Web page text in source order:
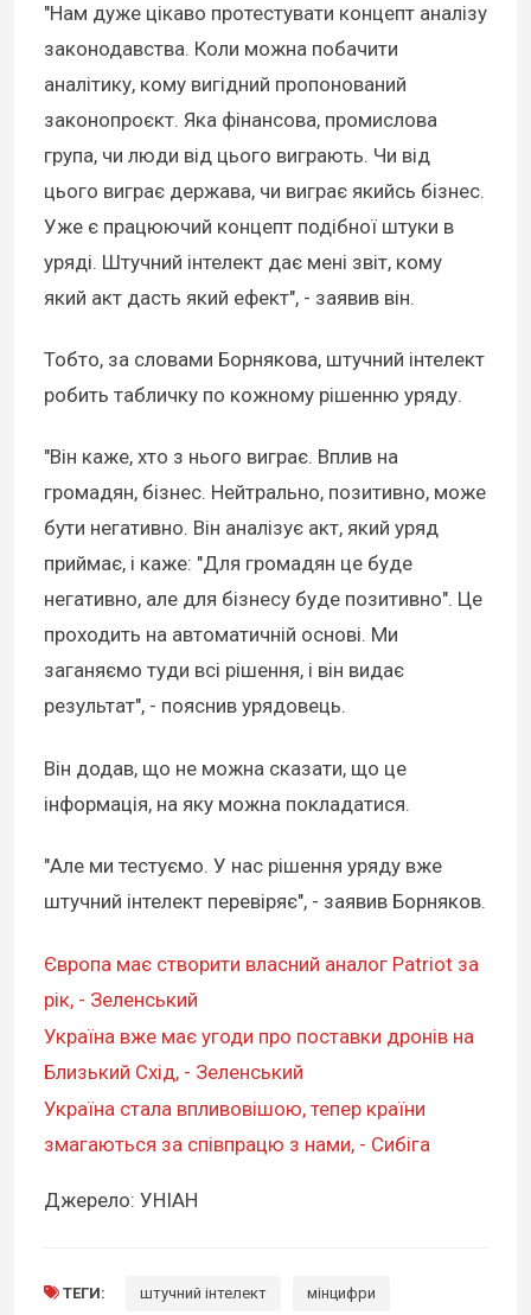
"Нам дуже цікаво протестувати концепт аналізу
законодавства. Коли можна побачити
аналітику, кому вигідний пропонований
законопроєкт. Яка фінансова, промислова
група, чи люди від цього виграють. Чи від
цього виграє держава, чи виграє якийсь бізнес.
Уже є працюючий концепт подібної штуки в
уряді. Штучний інтелект дає мені звіт, кому
який акт дасть який ефект", - заявив він.
Тобто, за словами Борнякова, штучний інтелект
робить табличку по кожному рішенню уряду.
"Він каже, хто з нього виграє. Вплив на
громадян, бізнес. Нейтрально, позитивно, може
бути негативно. Він аналізує акт, який уряд
приймає, і каже: "Для громадян це буде
негативно, але для бізнесу буде позитивно". Це
проходить на автоматичній основі. Ми
заганяємо туди всі рішення, і він видає
результат", - пояснив урядовець.
Він додав, що не можна сказати, що це
інформація, на яку можна покладатися.
"Але ми тестуємо. У нас рішення уряду вже
штучний інтелект перевіряє", - заявив Борняков.
Європа має створити власний аналог Patriot за
рік, - Зеленський
Україна вже має угоди про поставки дронів на
Близький Схід, - Зеленський
Україна стала впливовішою, тепер країни
змагаються за співпрацю з нами, - Сибіга
Джерело: УНІАН
ТЕГИ: штучний інтелект мінцифри